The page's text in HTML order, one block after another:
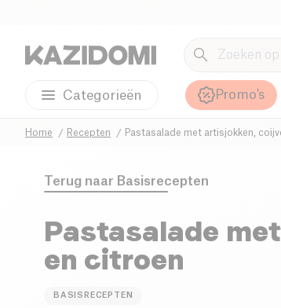
Categorieën Promo's
Home Recepten Pastasalade met artisjokken,
Terug naar Basisrecepten
Pastasalade
en citroen
BASISRECEPTEN